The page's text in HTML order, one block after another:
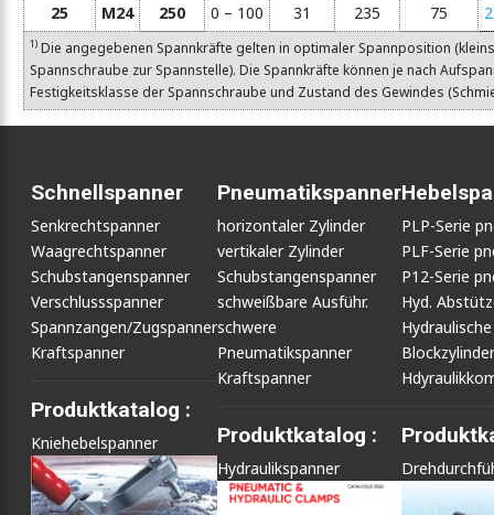
25
M24 250 0 – 100 31 235 75
1) Die angegebenen Spannkräfte gelten in optimaler Spannposition
Spannschraube zur Spannstelle). Die Spannkräfte können je nach
Festigkeitsklasse der Spannschraube und Zustand des Gewindes
Schnellspanner
Senkrechtspanner
Waagrechtspanner
Schubstangenspanner
Verschlussspanner
Spannzangen/Zugspanner
Kraftspanner
Produktkatalog :
Kniehebelspanner
Pneumatikspanner
horizontaler Zylinder
vertikaler Zylinder
Schubstangenspanner
schweißbare Ausführ.
schwere
Pneumatikspanner
Kraftspanner
Produktkatalog :
Hydraulikspanner
PLP-Serie
PLF-Serie
P12-Serie
Hyd.
Hydraulische
Blockzylinder